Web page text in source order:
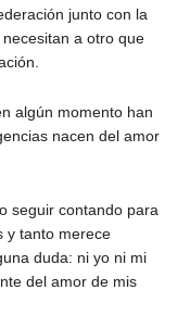
junto con la
a otro que
algún momento han
nacen del amor
seguir contando para
y tanto merece
duda: ni yo ni mi
del amor de mis